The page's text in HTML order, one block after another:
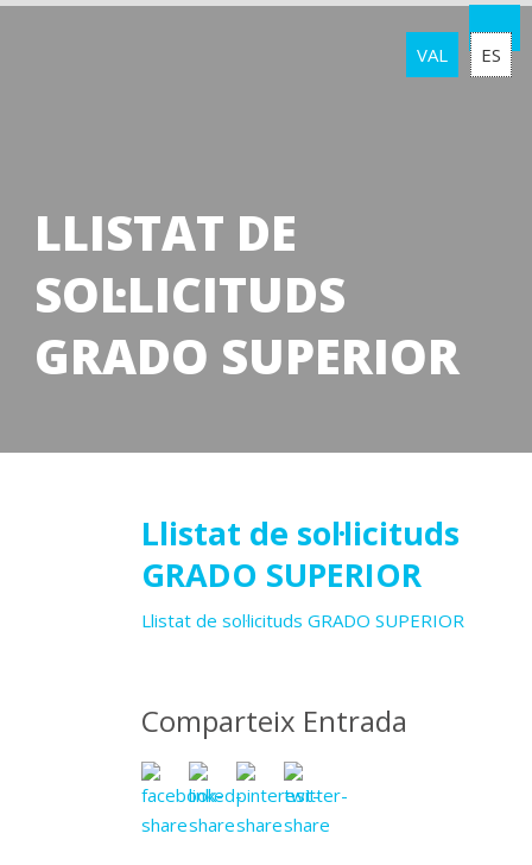
VAL ES
LLISTAT DE
SOL·LICITUDS
GRADO SUPERIOR
Llistat de sol·licituds
GRADO SUPERIOR
Llistat de sol·licituds GRADO SUPERIOR
Comparteix Entrada